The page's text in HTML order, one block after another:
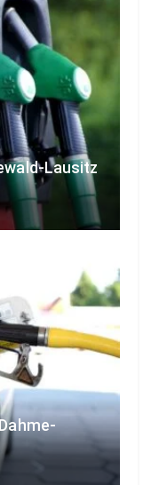
Lausitz